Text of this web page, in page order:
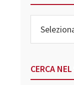
CERCA